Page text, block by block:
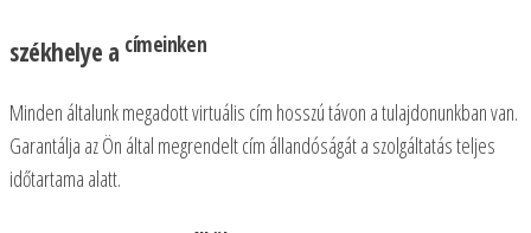
székhelye a címeinken
Minden általunk megadott virtuális cím hosszú távon a tulajdonunkban van.
Garantálja az Ön által megrendelt cím állandóságát a szolgáltatás teljes
időtartama alatt.